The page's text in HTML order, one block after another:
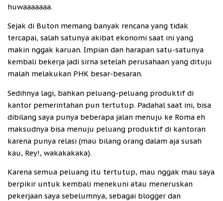
huwaaaaaaa.
Sejak di Buton memang banyak rencana yang tidak
tercapai, salah satunya akibat ekonomi saat ini yang
makin nggak karuan. Impian dan harapan satu-satunya
kembali bekerja jadi sirna setelah perusahaan yang dituju
malah melakukan PHK besar-besaran.
Sedihnya lagi, bahkan peluang-peluang produktif di
kantor pemerintahan pun tertutup. Padahal saat ini, bisa
dibilang saya punya beberapa jalan menuju ke Roma eh
maksudnya bisa menuju peluang produktif di kantoran
karena punya relasi (mau bilang orang dalam aja susah
kau, Rey!, wakakakaka).
Karena semua peluang itu tertutup, mau nggak mau saya
berpikir untuk kembali menekuni atau meneruskan
pekerjaan saya sebelumnya, sebagai blogger dan